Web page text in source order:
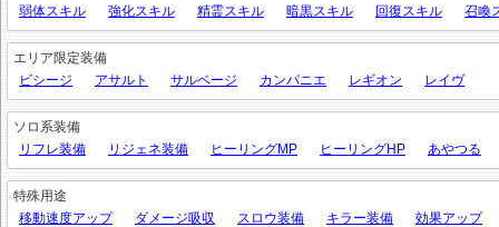
弱体スキル
強化スキル 精霊スキル 暗黒スキル 回復スキル 召喚
エリア限定装備
ビシージ
アサルト サルベージ カンパニエ レギオン レイヴ
ソロ系装備
リフレ装備
リジェネ装備 ヒーリングMP ヒーリングHP あやつる
特殊用途
移動速度アップ
ダメージ吸収 スロウ装備 キラー装備 効果アップ